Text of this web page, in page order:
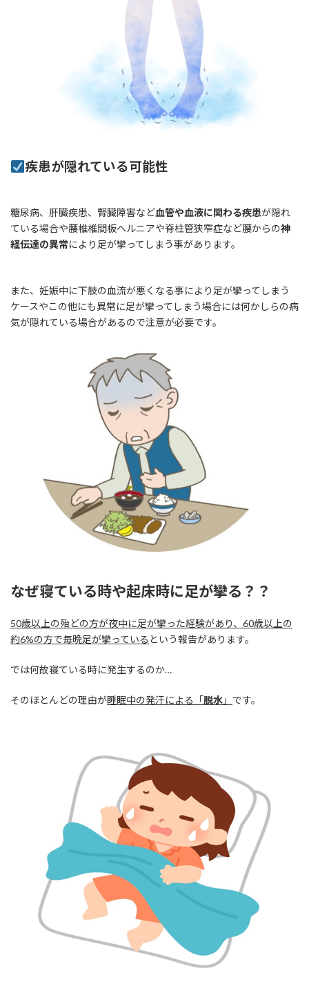
疾患が隠れている可能性
糖尿病、肝臓疾患、腎臓障害など血管や血液に関わる疾患が隠れ
ている場合や腰椎椎間板ヘルニアや脊柱管狭窄症など腰からの神
経伝達の異常により足が攣ってしまう事があります。
また、妊娠中に下肢の血流が悪くなる事により足が攣ってしまう
ケースやこの他にも異常に足が攣ってしまう場合には何かしらの病
気が隠れている場合があるので注意が必要です。
なぜ寝ている時や起床時に足が攣る？？
50歳以上の殆どの方が夜中に足が攣った経験があり、60歳以上の
約6%の方で毎晩足が攣っている という報告があります。
では何故寝ている時に発生するのか…
そのほとんどの理由が睡眠中の発汗による「脱水 」 です。